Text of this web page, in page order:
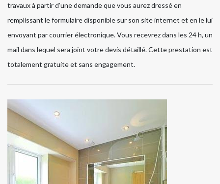
travaux à partir d’une demande que vous aurez dressé en
remplissant le formulaire disponible sur son site internet et en le lui
envoyant par courrier électronique. Vous recevrez dans les 24 h, un
mail dans lequel sera joint votre devis détaillé. Cette prestation est
totalement gratuite et sans engagement.